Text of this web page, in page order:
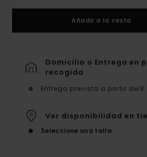
Añadir a la cesta
Domicilio o Entrega en
recogida
Entrega prevista a partir del8
Ver disponibilidad en
Seleccione una talla